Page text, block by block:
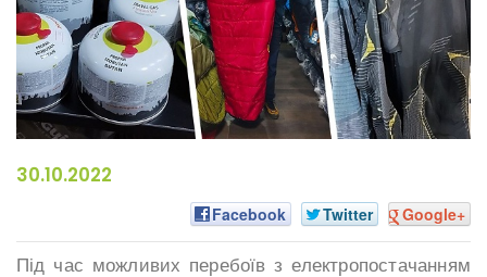
30.10.2022
Facebook Twitter Google+
Під час можливих перебоїв з електропостачанням